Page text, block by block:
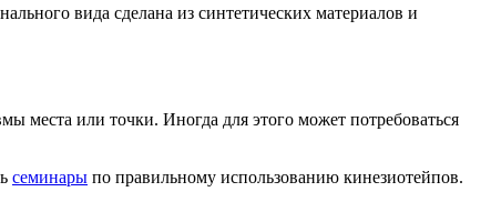
вида сделана из синтетических материалов и
места или точки. Иногда для этого может потребоваться
семинары по правильному использова­нию кинезио­тейпов.